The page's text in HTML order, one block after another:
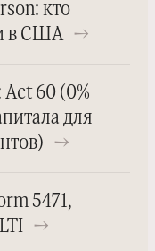
кто
в США →
60 (0%
для
→
5471,
→